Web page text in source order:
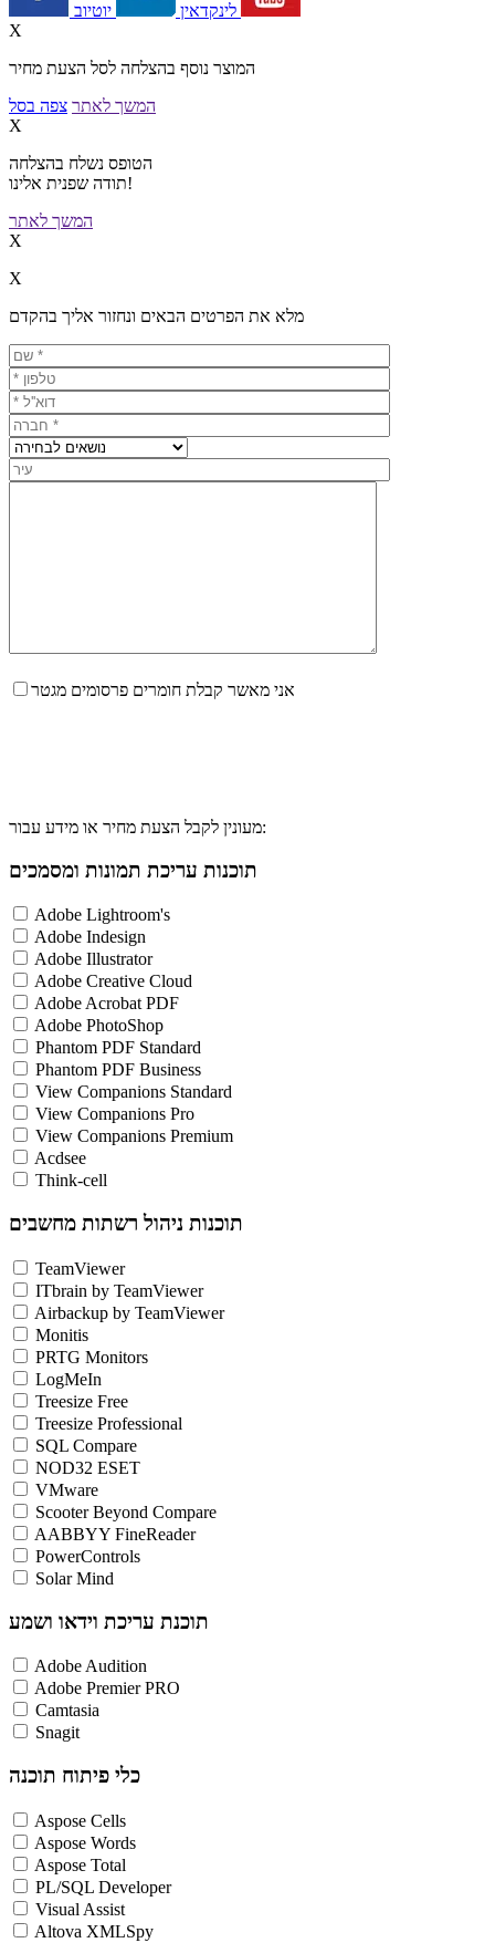
לינקדאין
X
המוצר נוסף בהצלחה לסל הצעת מחיר
המשך לאתר צפה בסל
X
הטופס נשלח בהצלחה
תודה שפנית אלינו!
המשך לאתר
X
X
מלא את הפרטים הבאים ונחזור אליך בהקדם
אני מאשר קבלת חומרים פרסומים מגטר
מעונין לקבל הצעת מחיר או מידע עבור:
תוכנות עריכת תמונות ומסמכים
Adobe Lightroom's
Adobe Indesign
Adobe Illustrator
Adobe Creative Cloud
Adobe Acrobat PDF
Adobe PhotoShop
Phantom PDF Standard
Phantom PDF Business
View Companions Standard
View Companions Pro
View Companions Premium
Acdsee
Think-cell
תוכנות ניהול רשתות מחשבים
TeamViewer
ITbrain by TeamViewer
Airbackup by TeamViewer
Monitis
PRTG Monitors
LogMeIn
Treesize Free
Treesize Professional
SQL Compare
NOD32 ESET
VMware
Scooter Beyond Compare
AABBYY FineReader
PowerControls
Solar Mind
תוכנת עריכת וידאו ושמע
Adobe Audition
Adobe Premier PRO
Camtasia
Snagit
כלי פיתוח תוכנה
Aspose Cells
Aspose Words
Aspose Total
PL/SQL Developer
Visual Assist
Altova XMLSpy